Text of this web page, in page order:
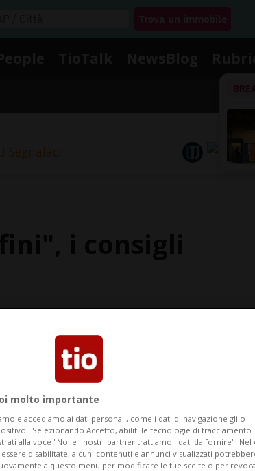
Segnalaci
molto importante
e accediamo ai dati personali, come i dati di navigazione gli o
. Selezionando Accetto, abiliti le tecnologie di tracciamento
alla voce "Noi e i nostri partner trattiamo i dati da fornire". Nel
disabilitate, alcuni contenuti e annunci visualizzati
a questo menu per modificare le tue scelte o per